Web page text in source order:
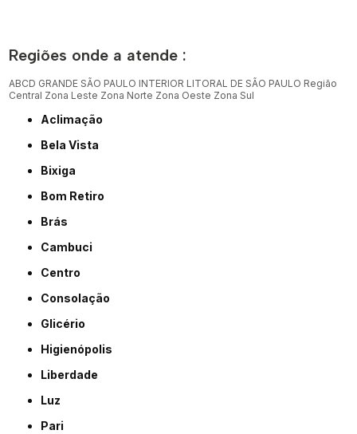
Regiões onde a atende :
ABCD GRANDE SÃO PAULO INTERIOR LITORAL DE SÃO PAULO Região
Central Zona Leste Zona Norte Zona Oeste Zona Sul
Aclimação
Bela Vista
Bixiga
Bom Retiro
Brás
Cambuci
Centro
Consolação
Glicério
Higienópolis
Liberdade
Luz
Pari